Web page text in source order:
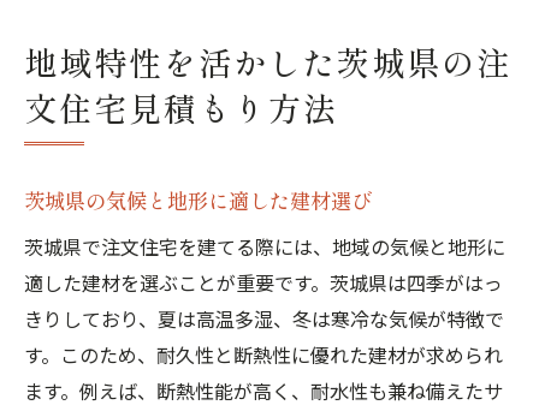
地域特性を活かした茨城県の注
文住宅見積もり方法
茨城県の気候と地形に適した建材選び
茨城県で注文住宅を建てる際には、地域の気候と地形に
適した建材を選ぶことが重要です。茨城県は四季がはっ
きりしており、夏は高温多湿、冬は寒冷な気候が特徴で
す。このため、耐久性と断熱性に優れた建材が求められ
ます。例えば、断熱性能が高く、耐水性も兼ね備えたサ